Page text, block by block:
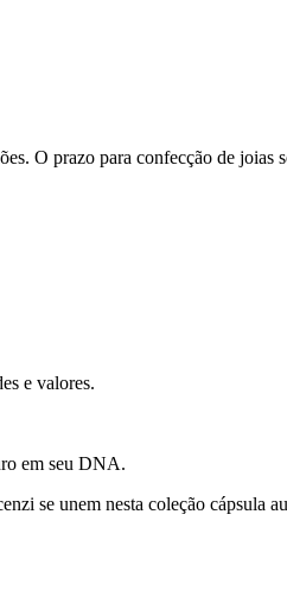
O prazo para confecção de joias
e valores.
em seu DNA.
se unem nesta coleção cápsula